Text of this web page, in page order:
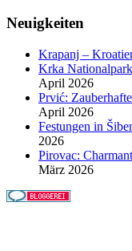
Neuigkeiten
Krapanj –
Krka
April 2026
Prvić:
April 2026
Festungen in
2026
Pirovac:
März 2026